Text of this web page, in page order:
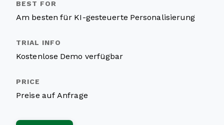
Am besten für KI-gesteuerte Personalisierung
Kostenlose Demo verfügbar
Preise auf Anfrage